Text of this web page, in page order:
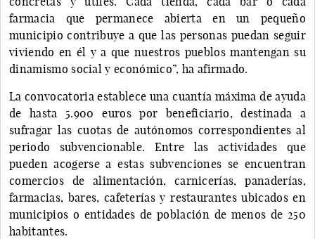
farmacia que permanece abierta en un pequeño
municipio contribuye a que las personas puedan seguir
viviendo en él y a que nuestros pueblos mantengan su
dinamismo social y económico”, ha afirmado.
La convocatoria establece una cuantía máxima de ayuda
de hasta 5.900 euros por beneficiario, destinada a
sufragar las cuotas de autónomos correspondientes al
periodo subvencionable. Entre las actividades que
pueden acogerse a estas subvenciones se encuentran
comercios de alimentación, carnicerías, panaderías,
farmacias, bares, cafeterías y restaurantes ubicados en
municipios o entidades de población de menos de 250
habitantes.